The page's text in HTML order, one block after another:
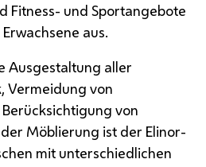
Fitness- und Sportangebote
aus.
Ausgestaltung aller
Vermeidung von
von
Möblierung ist der Elinor-
mit unterschiedlichen